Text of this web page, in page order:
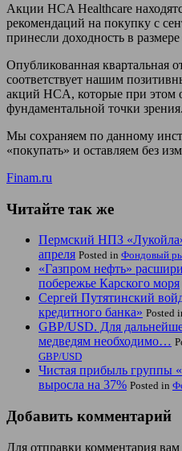
Акции HCA Healthcare
рекомендаций на покупку с
принесли доходность в
Опубликованная квартальная
соответствует нашим
акций HCA, которые при этом
фундаментальной точки зрения.
Мы сохраняем по данному
«покупать» и оставляем без
Finam.ru
Читайте так же
Пермский НПЗ
апреля Posted in Фондовый
«Газпром нефть»
побережье Карского моря
Сергей Путятинский
кредитного банка» Posted
GBP/USD. Для
медведям необходимо…
GBP/USD
Чистая прибыль группы
выросла на 37% Posted in
Добавить комментарий
Для отправки комментария